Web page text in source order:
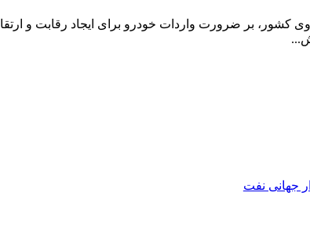
کشور، بر ضرورت واردات خودرو برای ایجاد رقابت و
جهانی نفت